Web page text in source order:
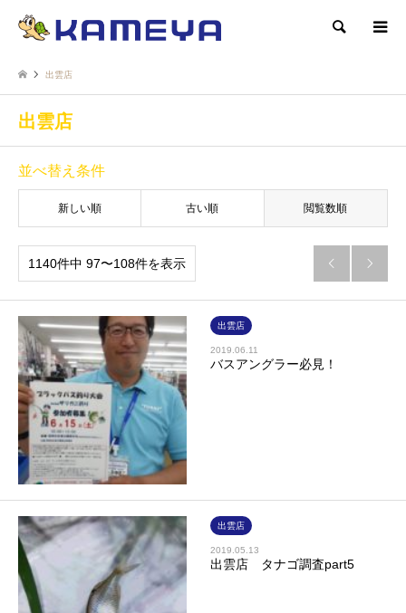
検索
出雲店
出雲店
並べ替え条件
新しい順 古い順 閲覧数順
1140件中 97〜108件を表示  
出雲店
2019.06.11
バスアングラー必見！
出雲店
2019.05.13
出雲店 タナゴ調査part5